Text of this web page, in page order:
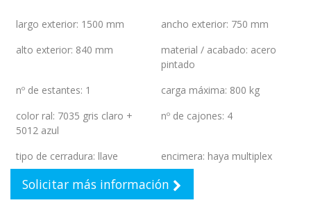
largo exterior: 1500 mm ancho exterior: 750 mm
alto exterior: 840 mm material / acabado: acero
pintado
nº de estantes: 1 carga máxima: 800 kg
color ral: 7035 gris claro +
5012 azul
nº de cajones: 4
tipo de cerradura: llave encimera: haya multiplex
Solicitar más información